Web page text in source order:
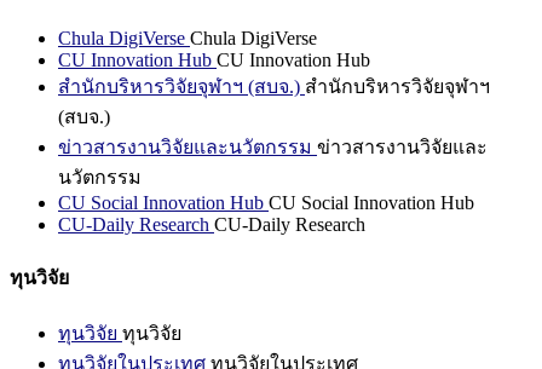
Chula DigiVerse Chula DigiVerse
CU Innovation Hub CU Innovation Hub
สำนักบริหารวิจัยจุฬาฯ (สบจ.) สำนักบริหารวิจัยจุฬาฯ
(สบจ.)
ข่าวสารงานวิจัยและนวัตกรรม ข่าวสารงานวิจัยและ
นวัตกรรม
CU Social Innovation Hub CU Social Innovation Hub
CU-Daily Research CU-Daily Research
ทุนวิจัย
ทุนวิจัย ทุนวิจัย
ทุนวิจัยในประเทศ ทุนวิจัยในประเทศ